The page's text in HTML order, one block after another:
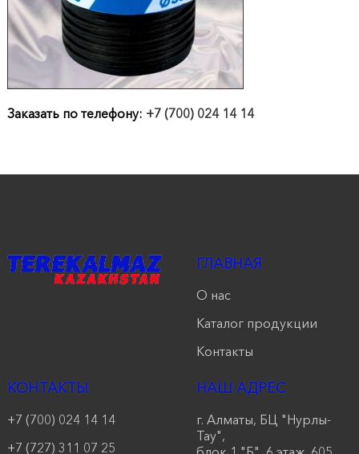
О
нас
Каталог
продукции
Заказать по телефону: +7 (700) 024 14 14
ГЛАВНАЯ
О нас
Каталог продукции
Контакты
КОНТАКТЫ
+7 (700) 024 14 14
+7 (727) 311 07 25
НАШ АДРЕС
г. Алматы, БЦ "Нурлы-
Тау",